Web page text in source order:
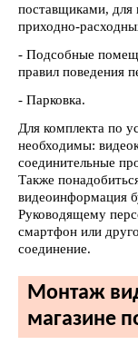
поставщиками, для
приходно-
- Подсобные
правил поведения
- Парковка.
Для комплекта по
необходимы:
соединительные
Также
видеоинформация
Руководящему
смартфон или
соединение.
Монтаж
магазине